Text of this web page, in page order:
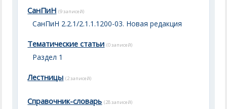
СанПиН (9 записей)
СанПиН 2.2.1/2.1.1.1200-03. Новая редакция
Тематические статьи (0 записей)
Раздел 1
Лестницы (2 записей)
Справочник-словарь (28 записей)